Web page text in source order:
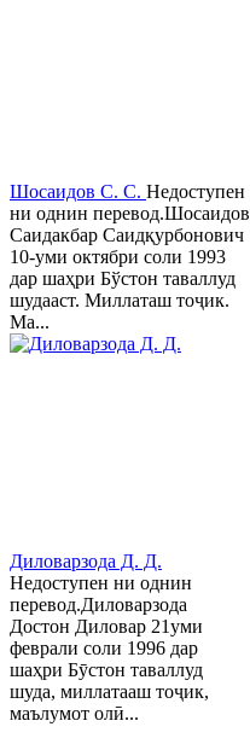
Шосаидов С. С. Недоступен
ни однин перевод.Шосаидов
Саидакбар Саидқурбонович
10-уми октябри соли 1993
дар шаҳри Бўстон таваллуд
шудааст. Миллаташ тоҷик.
Ма...
Диловарзода Д. Д.
Недоступен ни однин
перевод.Диловарзода
Достон Диловар 21уми
феврали соли 1996 дар
шаҳри Бӯстон таваллуд
шуда, миллатааш тоҷик,
маълумот олӣ...